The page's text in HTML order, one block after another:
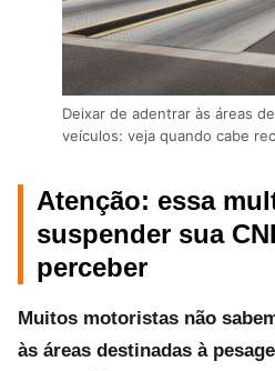
Deixar de adentrar às áreas
veículos: veja quando cabe
Atenção: essa
suspender sua
perceber
Muitos motoristas não
às áreas destinadas à